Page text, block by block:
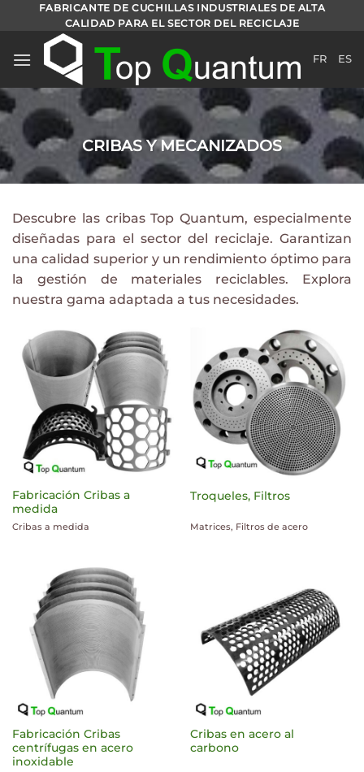
contenido
FABRICANTE DE CUCHILLAS INDUSTRIALES DE ALTA
CALIDAD PARA EL SECTOR DEL RECICLAJE
FR ES
CRIBAS Y MECANIZADOS
Descubre las cribas Top Quantum, especialmente
diseñadas para el sector del reciclaje. Garantizan
una calidad superior y un rendimiento óptimo para
la gestión de materiales reciclables. Explora
nuestra gama adaptada a tus necesidades.
Fabricación Cribas a
medida
Cribas a medida
Troqueles, Filtros
Matrices, Filtros de acero
Fabricación Cribas
centrífugas en acero
inoxidable
Cribas en acero al
carbono